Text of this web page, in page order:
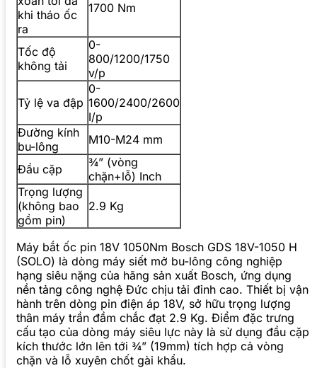
khi tháo ốc
ra
1700 Nm
Tốc độ
không tải
0-
800/1200/1750
v/p
Tỷ lệ va đập
0-
1600/2400/2600
I/p
Đường kính
bu-lông
M10-M24 mm
Đầu cặp
¾” (vòng
chặn+lỗ) Inch
Trọng lượng
(không bao
gồm pin)
2.9 Kg
Máy bắt ốc pin 18V 1050Nm Bosch GDS 18V-1050 H
(SOLO) là dòng máy siết mở bu-lông công nghiệp
hạng siêu nặng của hãng sản xuất Bosch, ứng dụng
nền tảng công nghệ Đức chịu tải đỉnh cao. Thiết bị vận
hành trên dòng pin điện áp 18V, sở hữu trọng lượng
thân máy trần đầm chắc đạt 2.9 Kg. Điểm đặc trưng
cấu tạo của dòng máy siêu lực này là sử dụng đầu cặp
kích thước lớn lên tới ¾” (19mm) tích hợp cả vòng
chặn và lỗ xuyên chốt gài khẩu.